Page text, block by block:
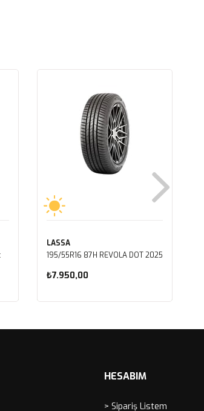
LASSA
195/55R16 87H REVOLA DOT 2025
₺7.950,00
HESABIM
> Sipariş Listem